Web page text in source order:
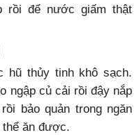
rồi để nước giấm thật
hũ thủy tinh khô sạch.
ngập củ cải rồi đậy nắp
bảo quản trong ngăn
thể ăn được.